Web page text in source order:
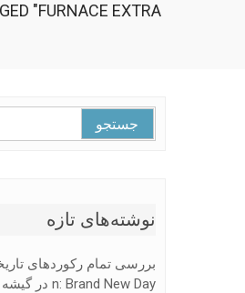
"FURNACE EXTRA"
برای:
نوشته‌های تازه
N: Brand New Day در گیشه